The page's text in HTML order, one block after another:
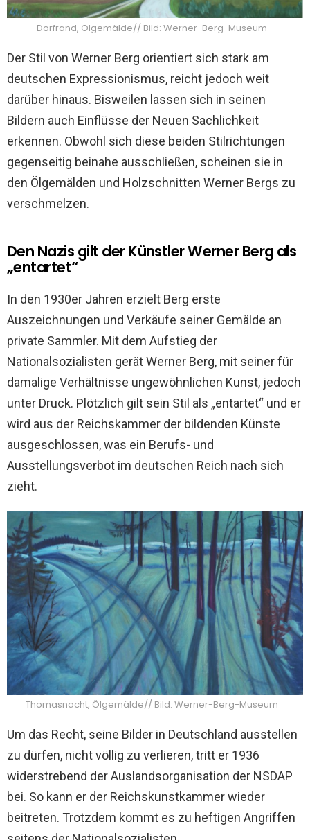
Dorfrand, Ölgemälde// Bild: Werner-Berg-Museum
Der Stil von Werner Berg orientiert sich stark am
deutschen Expressionismus, reicht jedoch weit
darüber hinaus. Bisweilen lassen sich in seinen
Bildern auch Einflüsse der Neuen Sachlichkeit
erkennen. Obwohl sich diese beiden Stilrichtungen
gegenseitig beinahe ausschließen, scheinen sie in
den Ölgemälden und Holzschnitten Werner Bergs zu
verschmelzen.
Den Nazis gilt der Künstler Werner Berg als
„entartet“
In den 1930er Jahren erzielt Berg erste
Auszeichnungen und Verkäufe seiner Gemälde an
private Sammler. Mit dem Aufstieg der
Nationalsozialisten gerät Werner Berg, mit seiner für
damalige Verhältnisse ungewöhnlichen Kunst, jedoch
unter Druck. Plötzlich gilt sein Stil als „entartet“ und er
wird aus der Reichskammer der bildenden Künste
ausgeschlossen, was ein Berufs- und
Ausstellungsverbot im deutschen Reich nach sich
zieht.
Thomasnacht, Ölgemälde// Bild: Werner-Berg-Museum
Um das Recht, seine Bilder in Deutschland ausstellen
zu dürfen, nicht völlig zu verlieren, tritt er 1936
widerstrebend der Auslandsorganisation der NSDAP
bei. So kann er der Reichskunstkammer wieder
beitreten. Trotzdem kommt es zu heftigen Angriffen